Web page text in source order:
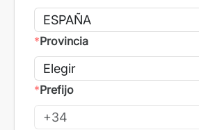
*Provincia
*Prefijo